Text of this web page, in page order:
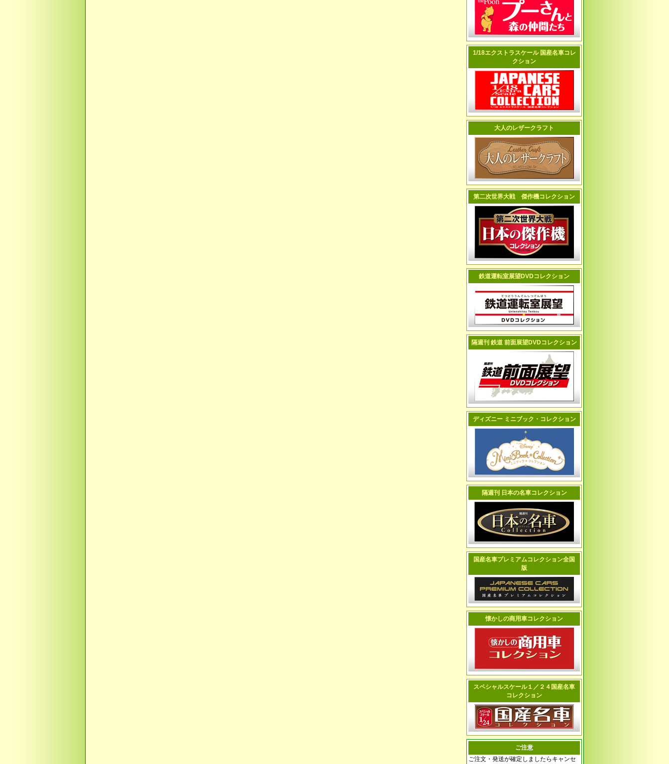
1/18エクストラスケール 国産名車コレ
クション
大人のレザークラフト
第二次世界大戦 傑作機コレクション
鉄道運転室展望DVDコレクション
隔週刊 鉄道 前面展望DVDコレクション
ディズニー ミニブック・コレクション
隔週刊 日本の名車コレクション
国産名車プレミアムコレクション全国
版
懐かしの商用車コレクション
スペシャルスケール１／２４国産名車
コレクション
ご注意
ご注文・発送が確定しましたらキャンセ